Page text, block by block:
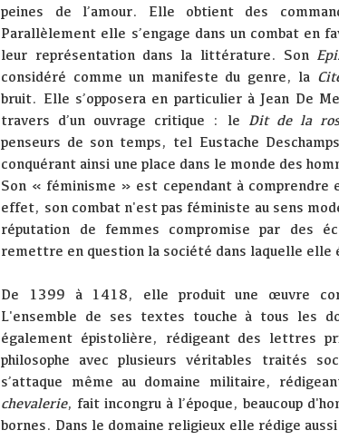
peines de l’amour. Elle obtient des
Parallèlement elle s’engage dans un combat en
leur représentation dans la littérature. Son
considéré comme un manifeste du genre, la
bruit. Elle s’opposera en particulier à Jean De
travers d’un ouvrage critique : le Dit de la
penseurs de son temps, tel Eustache
conquérant ainsi une place dans le monde des
Son « féminisme » est cependant à comprendre
effet, son combat n'est pas féministe au sens
réputation de femmes compromise par des
remettre en question la société dans laquelle elle
De 1399 à 1418, elle produit une œuvre
L'ensemble de ses textes touche à tous les
également épistolière, rédigeant des lettres
philosophe avec plusieurs véritables traités
s’attaque même au domaine militaire,
chevalerie, fait incongru à l’époque, beaucoup
bornes. Dans le domaine religieux elle rédige